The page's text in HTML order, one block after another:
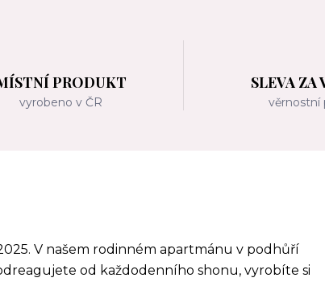
PRODUKT
vyrobeno v ČR
SLEVA ZA
věrnostní
V našem rodinném apartmánu v podhůří
od každodenního shonu, vyrobíte si